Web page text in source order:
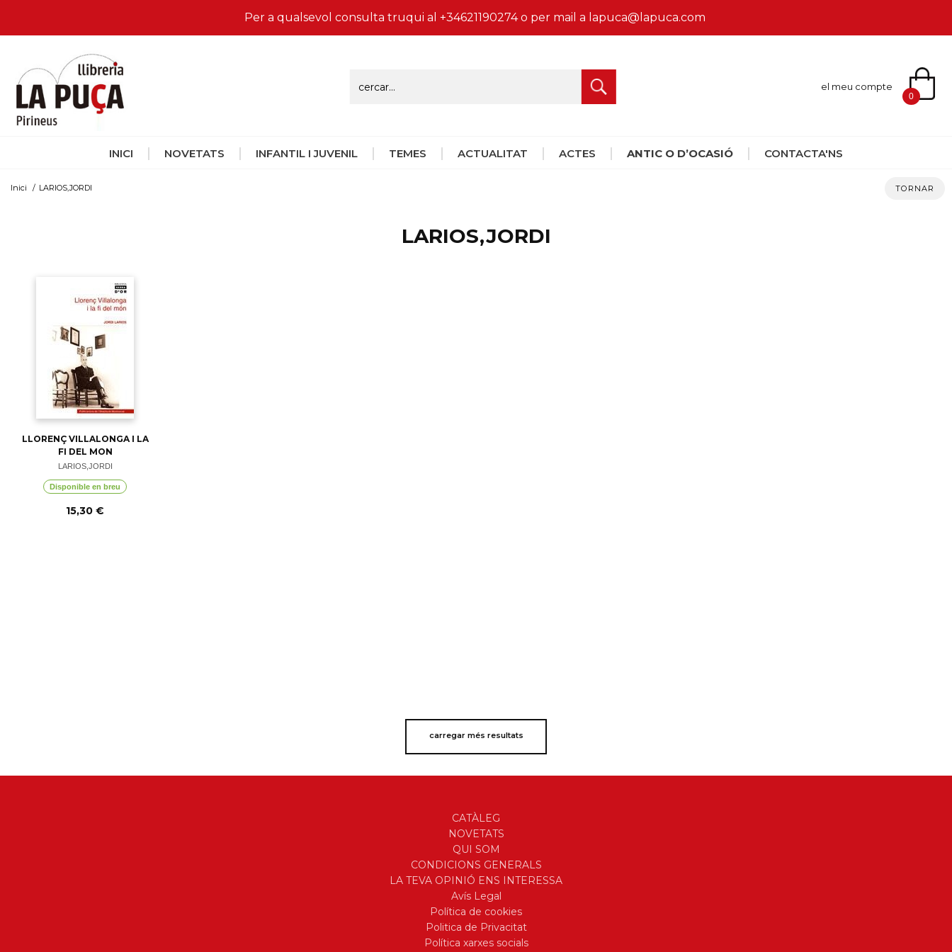
Per a qualsevol consulta truqui al +34621190274 o per mail a lapuca@lapuca.com
el meu compte
0
INICI NOVETATS INFANTIL I JUVENIL TEMES ACTUALITAT ACTES ANTIC O D’OCASIÓ CONTACTA'NS
Inici / LARIOS,JORDI TORNAR
LARIOS,JORDI
LLORENÇ VILLALONGA I LA
FI DEL MON
LARIOS,JORDI
Disponible en breu
15,30 €
carregar més resultats
CATÀLEG
NOVETATS
QUI SOM
CONDICIONS GENERALS
LA TEVA OPINIÓ ENS INTERESSA
Avís Legal
Política de cookies
Politica de Privacitat
Política xarxes socials